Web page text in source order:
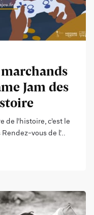
Jam des
de l’histoire, c’est le
vous de l’